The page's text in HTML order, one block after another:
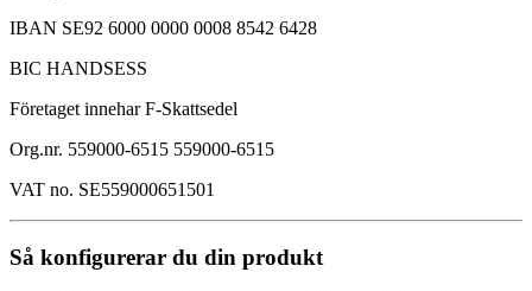
IBAN SE92 6000 0000 0008 8542 6428
BIC HANDSESS
Företaget innehar F-Skattsedel
Org.nr. 559000-6515 559000-6515
VAT no. SE559000651501
Så konfigurerar du din produkt